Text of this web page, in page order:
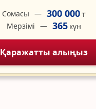
Сомасы 300 000₸
Мерзімі
365 күн
Қаражатты алыңыз